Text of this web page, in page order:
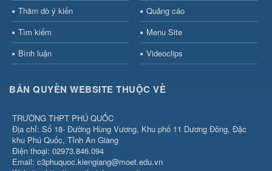
Thăm dò ý kiến
Quảng cáo
Tìm kiếm
Menu Site
Bình luận
Videoclips
BẢN QUYỀN WEBSITE THUỘC VỀ
TRƯỜNG THPT PHÚ QUỐC
Địa chỉ: Số 18- Đường Hùng Vương, Khu phố 11 Dương Đông, Đặc
khu Phú Quốc, Tỉnh An Giang
Điện thoại: 02973.846.094
Email: c3phuquoc.kiengiang@moet.edu.vn